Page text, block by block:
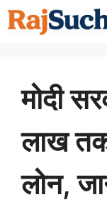
Skip
to
मोदी
लाख तक
लोन,